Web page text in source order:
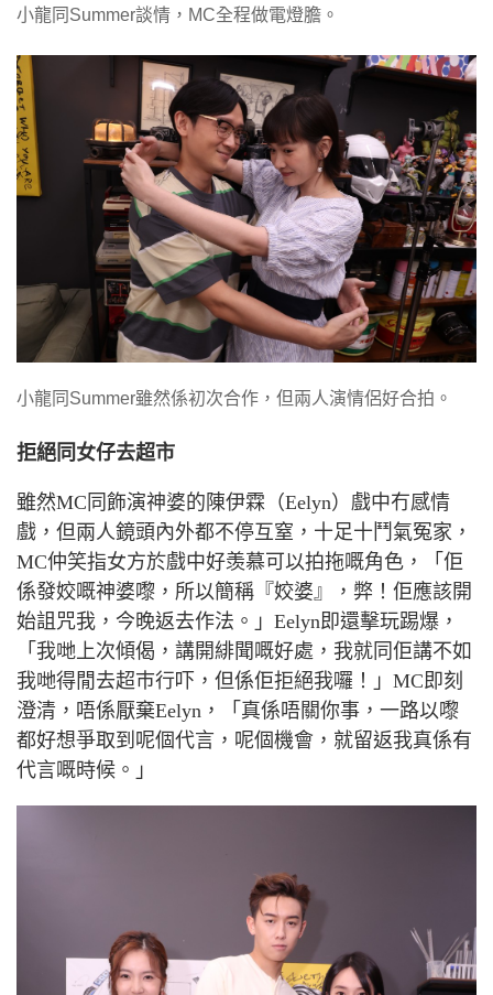
小龍同Summer談情，MC全程做電燈膽。
小龍同Summer雖然係初次合作，但兩人演情侶好合拍。
拒絕同女仔去超市
雖然MC 同飾演神婆的陳伊霖（Eelyn）戲中冇感情
戲，但兩人鏡頭內外都不停互窒，十足十鬥氣冤家，
MC仲笑指女方於戲中好羡慕可以拍拖嘅角色，「佢
係發姣嘅神婆嚟，所以簡稱『姣婆』，弊！佢應該開
始詛咒我，今晚返去作法。」 Eelyn即還擊玩踢爆，
「我哋上次傾偈，講開緋聞嘅好處，我就同佢講不如
我哋得閒去超巿行吓，但係佢拒絕我囉！」 MC即刻
澄清，唔係厭棄Eelyn ，「真係唔關你事，一路以嚟
都好想爭取到呢個代言，呢個機會，就留返我真係有
代言嘅時候。」